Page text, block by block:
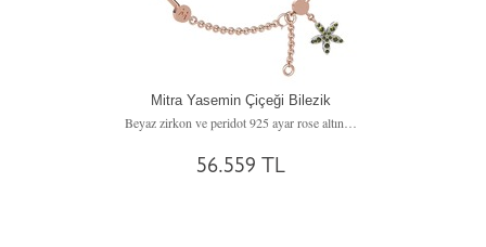
Mitra Yasemin Çiçeği Bilezik
56.559 TL